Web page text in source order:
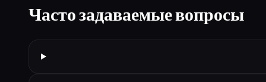
Часто задаваемые вопросы